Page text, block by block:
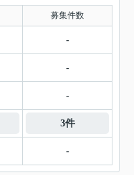
募集件数
-
-
-
3件
-